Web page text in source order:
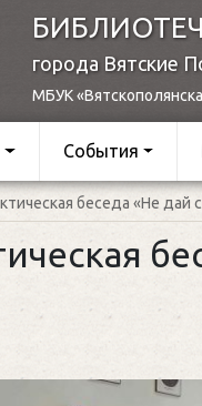
города Вятские
МБУК
События
беседа «Не дай